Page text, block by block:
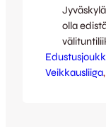
olla
Veikkausliiga,